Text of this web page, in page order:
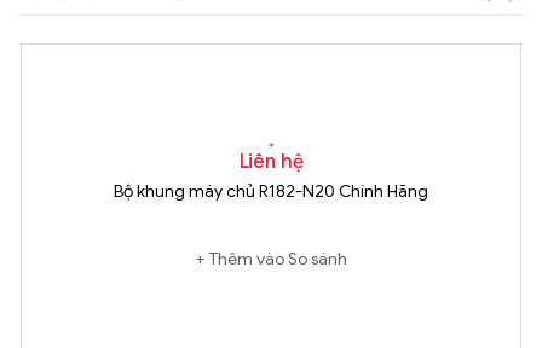
Liên hệ
Bộ khung máy chủ R182-N20 Chính Hãng
Thêm vào So sánh